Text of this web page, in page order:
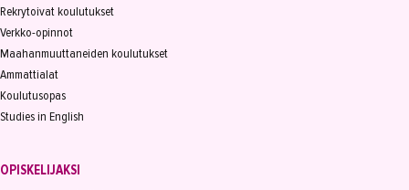
Rekrytoivat koulutukset
Verkko-opinnot
Maahanmuuttaneiden koulutukset
Ammattialat
Koulutusopas
Studies in English
OPISKELIJAKSI